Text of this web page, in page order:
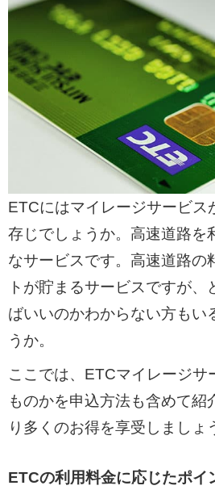
ETCにはマイレージサービス
存じでしょうか。高速道路を
なサービスです。高速道路の
トが貯まるサービスですが、
ばいいのかわからない方もい
うか。
ここでは、ETCマイレージサ
ものかを申込方法も含めて紹
り多くのお得を享受しましょ
ETCの利用料金に応じたポイ